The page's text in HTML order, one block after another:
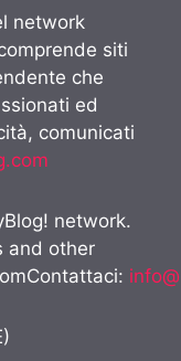
network
siti
che
ed
comunicati
network.
and other
: